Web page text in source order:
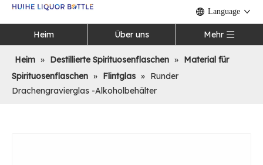
Language
Heim Über uns Mehr
Heim » Destillierte Spirituosenflaschen » Material für
Spirituosenflaschen » Flintglas » Runder
Drachengravierglas -Alkoholbehälter